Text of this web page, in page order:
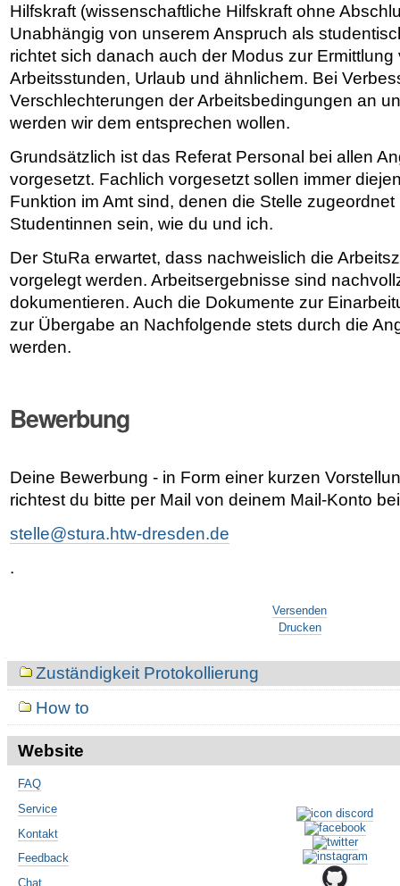
Hilfskraft (wissenschaftliche Hilfskraft ohne
Unabhängig von unserem Anspruch als
richtet sich danach auch der Modus zur
Arbeitsstunden, Urlaub und ähnlichem. Bei
Verschlechterungen der Arbeitsbedingungen an
werden wir dem entsprechen wollen.
Grundsätzlich ist das Referat Personal bei allen
vorgesetzt. Fachlich vorgesetzt sollen immer
Funktion im Amt sind, denen die Stelle
Studentinnen sein, wie du und ich.
Der StuRa erwartet, dass nachweislich die
vorgelegt werden. Arbeitsergebnisse sind
dokumentieren. Auch die Dokumente zur
zur Übergabe an Nachfolgende stets durch die
werden.
Bewerbung
Deine Bewerbung - in Form einer kurzen
richtest du bitte per Mail von deinem Mail-Konto
stelle@stura.htw-dresden.de
.
Versenden
Drucken
NavigationZuständigkeit Protokollierung
How to
Website
FAQ
Service
Kontakt
Feedback
Chat